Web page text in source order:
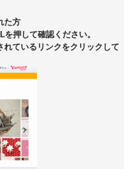
た方
押して確認ください。
れているリンクをクリックして